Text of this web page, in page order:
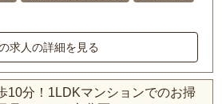
求人の詳細を見る
10分！1LDKマンションでのお掃